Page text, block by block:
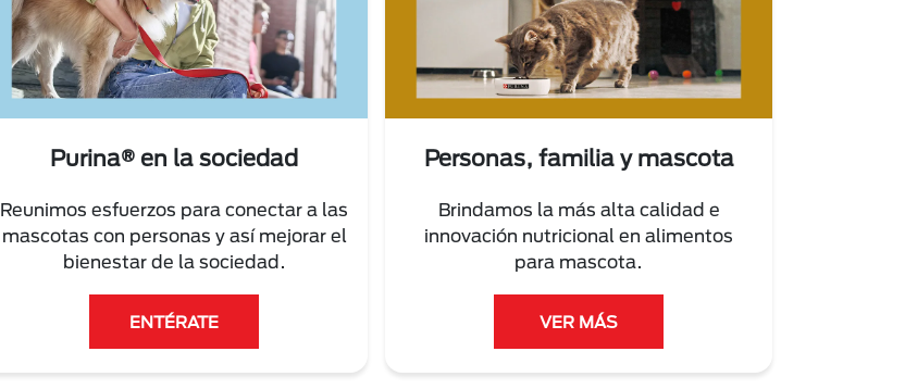
Purina® en la sociedad
Reunimos esfuerzos para conectar a las
mascotas con personas y así mejorar el
bienestar de la sociedad.
ENTÉRATE
Personas, familia y mascota
Brindamos la más alta calidad e
innovación nutricional en alimentos
para mascota.
VER MÁS